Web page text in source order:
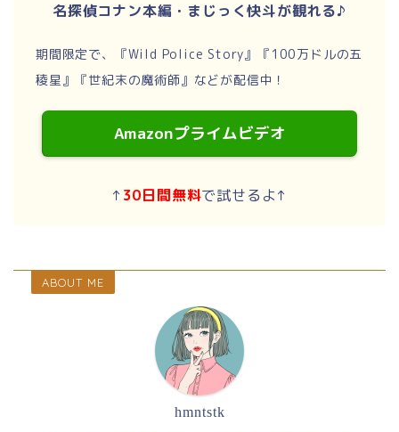
名探偵コナン本編・まじっく快斗が観れる♪
期間限定で、『Wild Police Story』『100万ドルの五
稜星』『世紀末の魔術師』などが配信中！
Amazonプライムビデオ
↑ 30日間無料で試せるよ↑
ABOUT ME
hmntstk